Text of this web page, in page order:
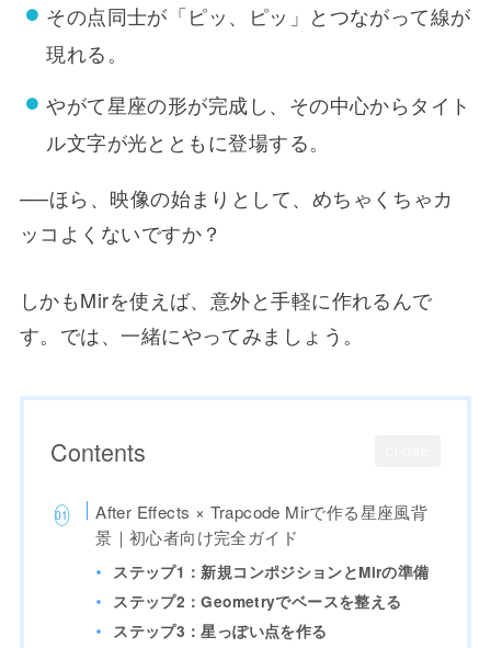
その点同士が「ピッ、ピッ」とつながって線が
現れる。
やがて星座の形が完成し、その中心からタイト
ル文字が光とともに登場する。
──ほら、映像の始まりとして、めちゃくちゃカ
ッコよくないですか？
しかもMirを使えば、意外と手軽に作れるんで
す。では、一緒にやってみましょう。
Contents
After Effects × Trapcode Mirで作る星座風背
景｜初心者向け完全ガイド
ステップ1：新規コンポジションとMirの準備
ステップ2：Geometryでベースを整える
ステップ3：星っぽい点を作る